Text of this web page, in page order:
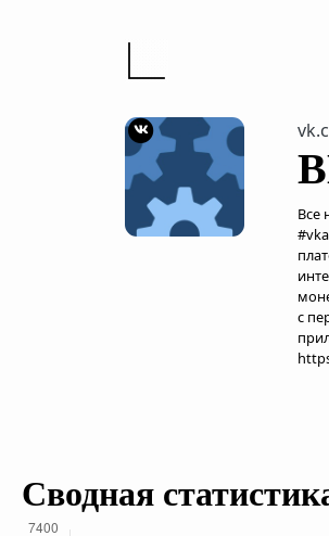
Все
с
Сводная